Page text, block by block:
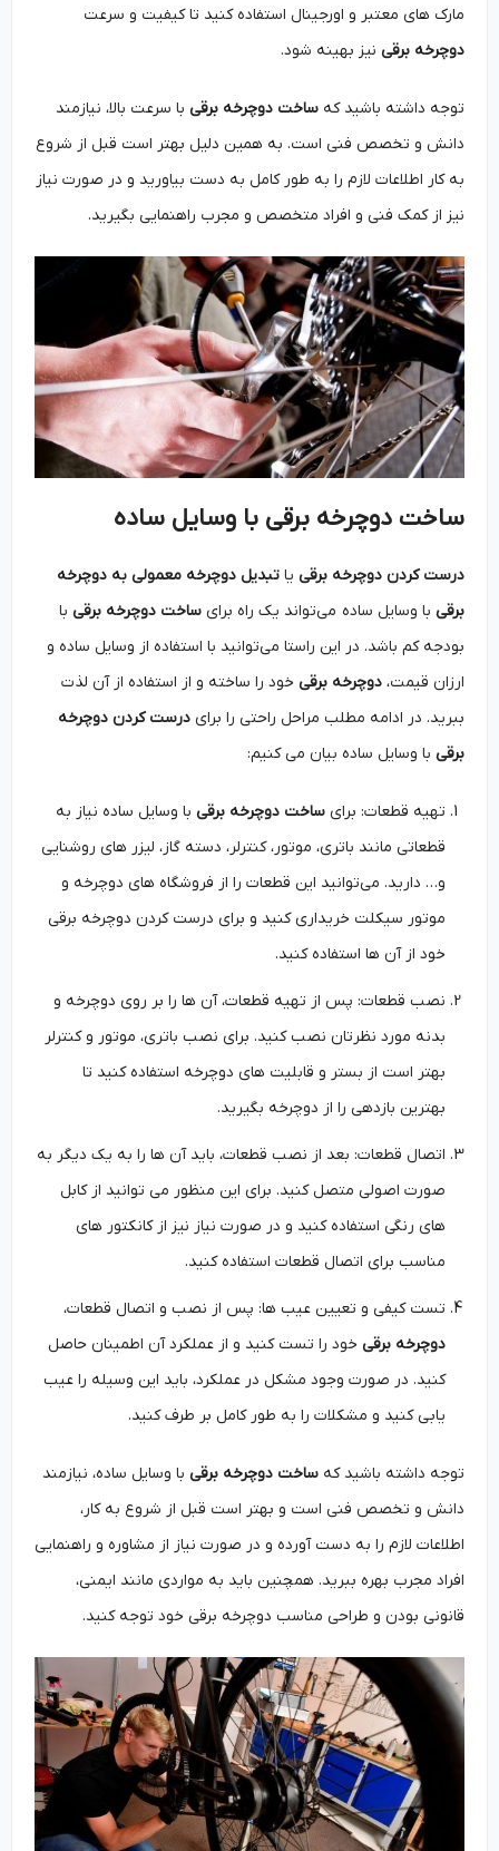
مارک‌ های معتبر و اورجینال استفاده کنید تا کیفیت و سرعت
دوچرخه برقی نیز بهینه شود.
توجه داشته باشید کهساخت دوچرخه برقی با سرعت بالا، نیازمند
دانش و تخصص فنی است. به همین دلیل بهتر است قبل از شروع
به کار اطلاعات لازم را به طور کامل به دست بیاورید و در صورت نیاز
نیز از کمک فنی و افراد متخصص و مجرب‌ راهنمایی بگیرید.
ساخت دوچرخه برقی با وسایل ساده
درست کردن دوچرخه برقی یاتبدیل دوچرخه معمولی به دوچرخه
با وسایل ساده می‌تواند یک راه برای ساخت دوچرخه برقی با
بودجه کم باشد. در این راستا می‌توانید با استفاده از وسایل ساده و
ارزان قیمت،دوچرخه برقی خود را ساخته و از استفاده از آن لذت
ببرید. در ادامه مطلب مراحل راحتی را برای درست کردن دوچرخه
با وسایل ساده بیان می کنیم:
تهیه قطعات: برای ساخت دوچرخه برقی با وسایل ساده نیاز به
قطعاتی مانند باتری، موتور، کنترلر، دسته گاز، لیزر های روشنایی
و… دارید. می‌توانید این قطعات را از فروشگاه ‌های دوچرخه و
موتور سیکلت خریداری کنید و برای درست کردن دوچرخه برقی
خود از آن ها استفاده کنید.
نصب قطعات: پس از تهیه قطعات، آن ‌ها را بر روی دوچرخه و
بدنه مورد نظرتان نصب کنید. برای نصب باتری، موتور و کنترلر
بهتر است از بستر و قابلیت ‌های دوچرخه استفاده کنید تا
بهترین بازدهی را از دوچرخه بگیرید.
اتصال قطعات: بعد از نصب قطعات، باید آن ‌ها را به یک دیگر به
صورت اصولی متصل کنید. برای این منظور می توانید از کابل
‌های رنگی استفاده کنید و در صورت نیاز نیز از کانکتور های
مناسب برای اتصال قطعات استفاده کنید.
تست کیفی و تعیین عیب ‌ها: پس از نصب و اتصال قطعات،
دوچرخه برقی خود را تست کنید و از عملکرد آن اطمینان حاصل
کنید. در صورت وجود مشکل در عملکرد، باید این وسیله را عیب
‌یابی کنید و مشکلات را به طور کامل بر طرف کنید.
توجه داشته باشید کهساخت دوچرخه برقی با وسایل ساده، نیازمند
دانش و تخصص فنی است و بهتر است قبل از شروع به کار،
اطلاعات لازم را به دست آورده و در صورت نیاز از مشاوره و راهنمایی
افراد مجرب بهره ببرید. همچنین باید به مواردی مانند ایمنی،
قانونی بودن و طراحی مناسب دوچرخه برقی خود توجه کنید.